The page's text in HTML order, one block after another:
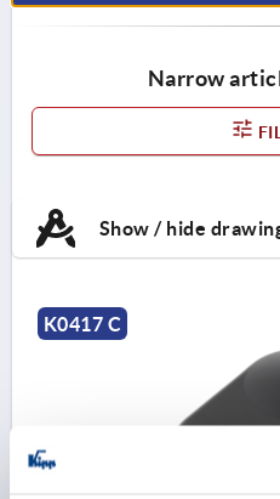
Narrow
Show / hide
K0417 C